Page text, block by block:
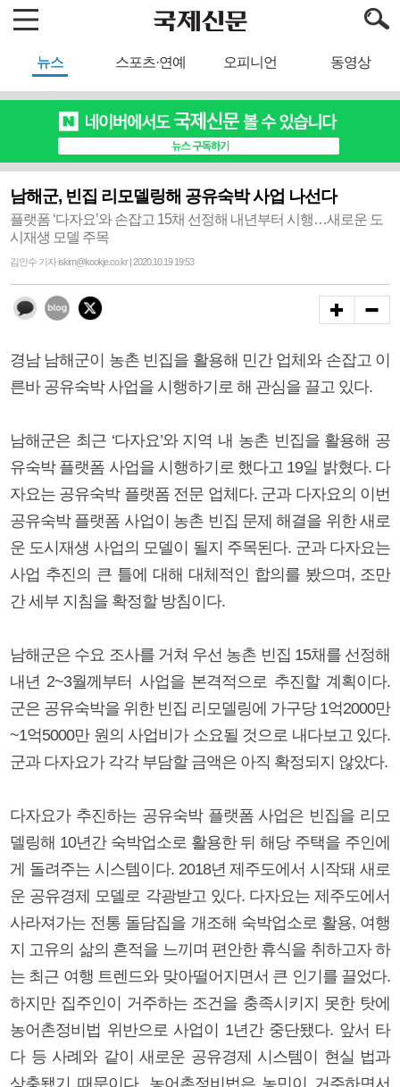
뉴스 스포츠·연예 오피니언 동영상
남해군, 빈집 리모델링해 공유숙박 사업 나선다
플랫폼 ‘다자요’와 손잡고 15채 선정해 내년부터 시행…새로운 도
시재생 모델 주목
김인수 기자 iskim@kookje.co.kr | 2020.10.19 19:53
경남 남해군이 농촌 빈집을 활용해 민간 업체와 손잡고 이
른바 공유숙박 사업을 시행하기로 해 관심을 끌고 있다.
남해군은 최근 ‘다자요’와 지역 내 농촌 빈집을 활용해 공
유숙박 플랫폼 사업을 시행하기로 했다고 19일 밝혔다. 다
자요는 공유숙박 플랫폼 전문 업체다. 군과 다자요의 이번
공유숙박 플랫폼 사업이 농촌 빈집 문제 해결을 위한 새로
운 도시재생 사업의 모델이 될지 주목된다. 군과 다자요는
사업 추진의 큰 틀에 대해 대체적인 합의를 봤으며, 조만
간 세부 지침을 확정할 방침이다.
남해군은 수요 조사를 거쳐 우선 농촌 빈집 15채를 선정해
내년 2~3월께부터 사업을 본격적으로 추진할 계획이다.
군은 공유숙박을 위한 빈집 리모델링에 가구당 1억2000만
~1억5000만 원의 사업비가 소요될 것으로 내다보고 있다.
군과 다자요가 각각 부담할 금액은 아직 확정되지 않았다.
다자요가 추진하는 공유숙박 플랫폼 사업은 빈집을 리모
델링해 10년간 숙박업소로 활용한 뒤 해당 주택을 주인에
게 돌려주는 시스템이다. 2018년 제주도에서 시작돼 새로
운 공유경제 모델로 각광받고 있다. 다자요는 제주도에서
사라져가는 전통 돌담집을 개조해 숙박업소로 활용, 여행
지 고유의 삶의 흔적을 느끼며 편안한 휴식을 취하고자 하
는 최근 여행 트렌드와 맞아떨어지면서 큰 인기를 끌었다.
하지만 집주인이 거주하는 조건을 충족시키지 못한 탓에
농어촌정비법 위반으로 사업이 1년간 중단됐다. 앞서 타
다 등 사례와 같이 새로운 공유경제 시스템이 현실 법과
상충됐기 때문이다. 농어촌정비법은 농민이 거주하면서